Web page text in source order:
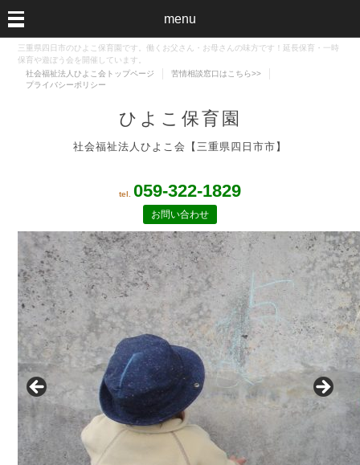
menu
三重県四日市のひよこ保育園です。働くお父さん・お母さんの味方です！延長保育・一時
保育や遊ぼう会を開催しています。
社会福祉法人ひよこ会トップページ
苦情相談窓口はこちら>>
プライバシーポリシー
ひよこ保育園
社会福祉法人ひよこ会【三重県四日市市】
tel. 059-322-1829
お問い合わせ